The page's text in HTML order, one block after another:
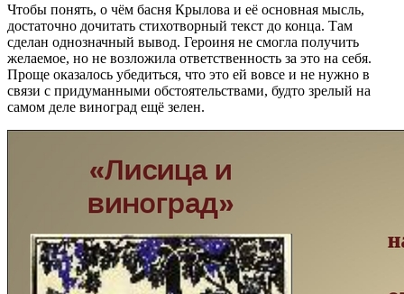
Чтобы понять, о чём басня Крылова и её основная мысль,
достаточно дочитать стихотворный текст до конца. Там
сделан однозначный вывод. Героиня не смогла получить
желаемое, но не возложила ответственность за это на себя.
Проще оказалось убедиться, что это ей вовсе и не нужно в
связи с придуманными обстоятельствами, будто зрелый на
самом деле виноград ещё зелен.